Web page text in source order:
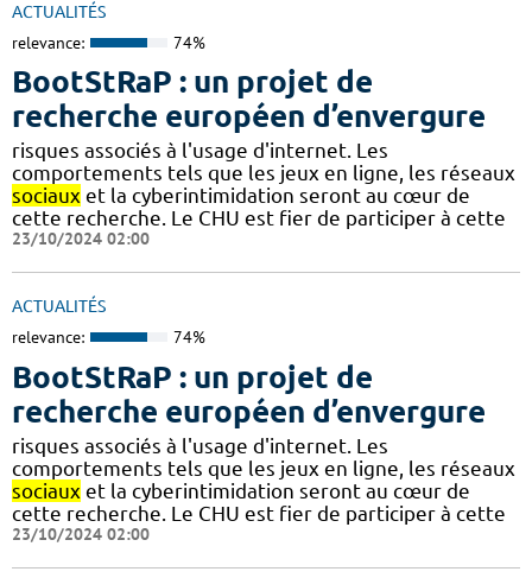
ACTUALITÉS
relevance: 74%
BootStRaP : un projet de
recherche européen d’envergure
risques associés à l'usage d'internet. Les
comportements tels que les jeux en ligne, les réseaux
sociaux et la cyberintimidation seront au cœur de
cette recherche. Le CHU est fier de participer à cette
23/10/2024 02:00
ACTUALITÉS
relevance: 74%
BootStRaP : un projet de
recherche européen d’envergure
risques associés à l'usage d'internet. Les
comportements tels que les jeux en ligne, les réseaux
sociaux et la cyberintimidation seront au cœur de
cette recherche. Le CHU est fier de participer à cette
23/10/2024 02:00